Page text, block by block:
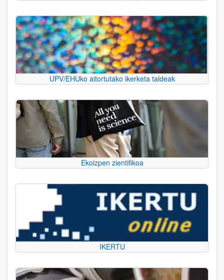
UPV/EHUko aitortutako ikerketa taldeak
Ekoizpen zientifikoa
IKERTU